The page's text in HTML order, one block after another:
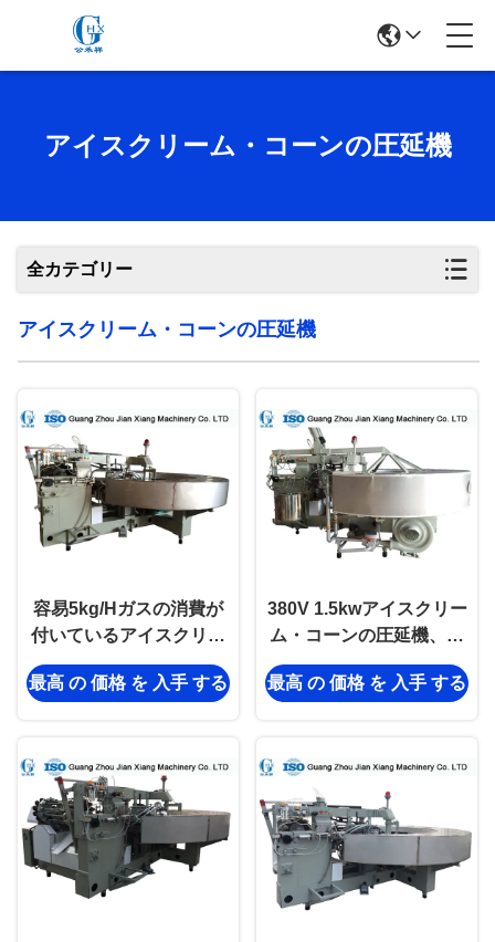
アイスクリーム・コーンの圧延機
全カテゴリー
アイスクリーム・コーンの圧延機
容易5kg/Hガスの消費が
付いているアイスクリー
ム・コーンの圧延機を作
動させて下さい
最高 の 価格 を 入手 する
380V 1.5kwアイスクリー
ム・コーンの圧延機、機
械を作る円錐形のビスケ
ット
最高 の 価格 を 入手 する